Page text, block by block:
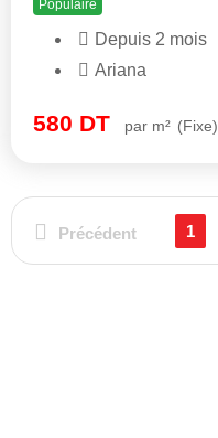
Populaire
Depuis 2 mois
Ariana
580 DT par m² (Fixe)
Précédent 1